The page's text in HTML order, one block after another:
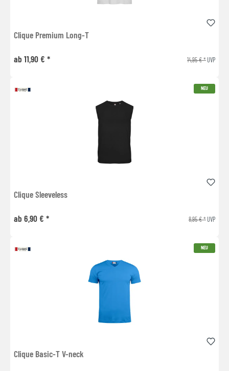
Clique Premium Long-T
ab 11,90 € * 14,95 € *UVP
NEU
Clique Sleeveless
ab 6,90 € * 8,95 € *UVP
NEU
Clique Basic-T V-neck